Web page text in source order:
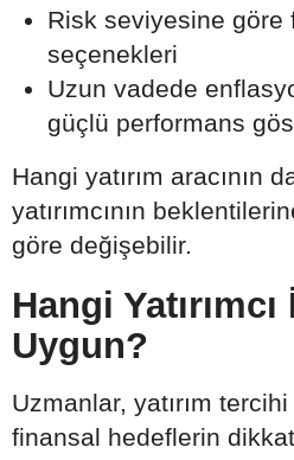
Risk seviyesine göre
seçenekleri
Uzun vadede
güçlü performans
Hangi yatırım aracının
yatırımcının
göre değişebilir.
Hangi
Uygun?
Uzmanlar, yatırım
finansal hedeflerin